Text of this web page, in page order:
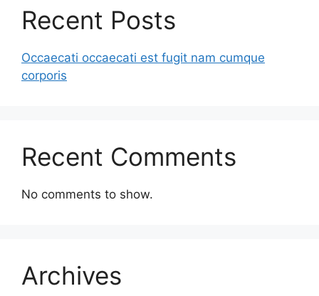
Recent Posts
Occaecati occaecati est fugit nam cumque
corporis
Recent Comments
No comments to show.
Archives